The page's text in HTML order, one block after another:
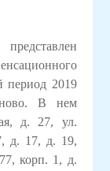
период 2019
В нем
д. 27, ул.
д. 17, д. 19,
корп. 1, д.